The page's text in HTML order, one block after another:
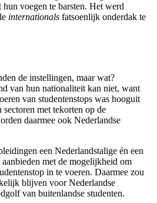
voegen te barsten. Het werd
internationals fatsoenlijk onderdak te
de instellingen, maar wat?
van hun nationaliteit kan niet, want
van studentenstops was hooguit
met tekorten op de
daarmee ook Nederlandse
een Nederlandstalige én een
met de mogelijkheid om
in te voeren. Daarmee zou
blijven voor Nederlandse
van buitenlandse studenten.